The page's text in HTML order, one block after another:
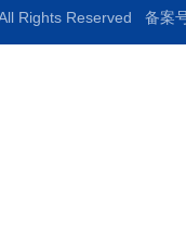
Rights Reserved 备案